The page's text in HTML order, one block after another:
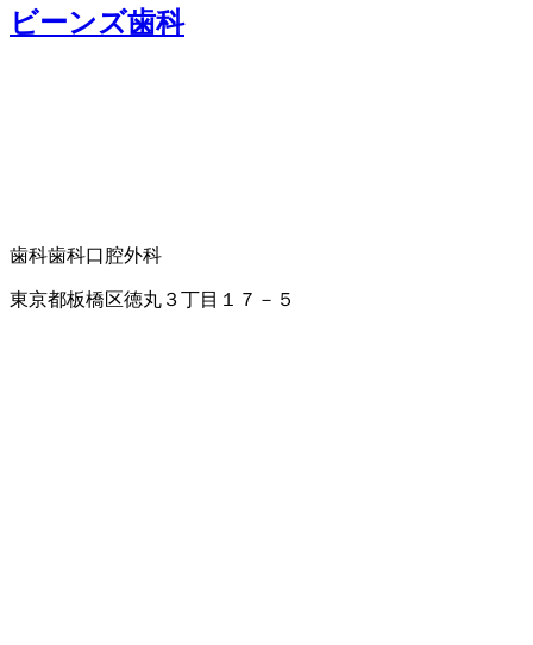
ビーンズ歯科
歯科歯科口腔外科
東京都板橋区徳丸３丁目１７－５